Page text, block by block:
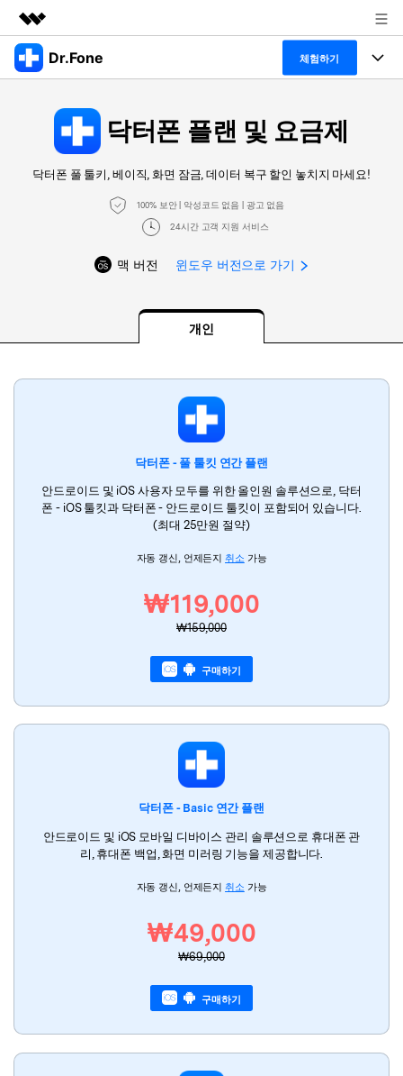
주요 제품
유틸리티
회사 소개
Dr.Fone 체험하기
Dr.Fone Basic
프로그램
닥터폰 하이라이트 살펴보기
사용 방법은 무엇입니까?
공식 설치 파일 및 최신 버전 업데이트를 제공
3,000개 이상의 사용 가이드, 전문가 팁 및 최
닥터폰 플랜 및 요금제
닥터폰 풀 툴키, 베이직, 화면 잠금, 데이터 복구 할인 놓치지 마세요!
100% 보안 | 악성코드 없음 | 광고 없음
24시간 고객 지원 서비스
맥 버전 윈도우 버전으로 가기
개인
닥터폰 - 풀 툴킷 연간 플랜
안드로이드 및 iOS 사용자 모두를 위한 올인원 솔루션으로, 닥터
폰 - iOS 툴킷과 닥터폰 - 안드로이드 툴킷이 포함되어 있습니다.
(최대 25만원 절약)
자동 갱신, 언제든지취소 가능
₩119,000
₩159,000
구매하기
닥터폰 - Basic 연간 플랜
안드로이드 및 iOS 모바일 디바이스 관리 솔루션으로 휴대폰 관
리, 휴대폰 백업, 화면 미러링 기능을 제공합니다.
자동 갱신, 언제든지취소 가능
₩49,000
₩69,000
구매하기